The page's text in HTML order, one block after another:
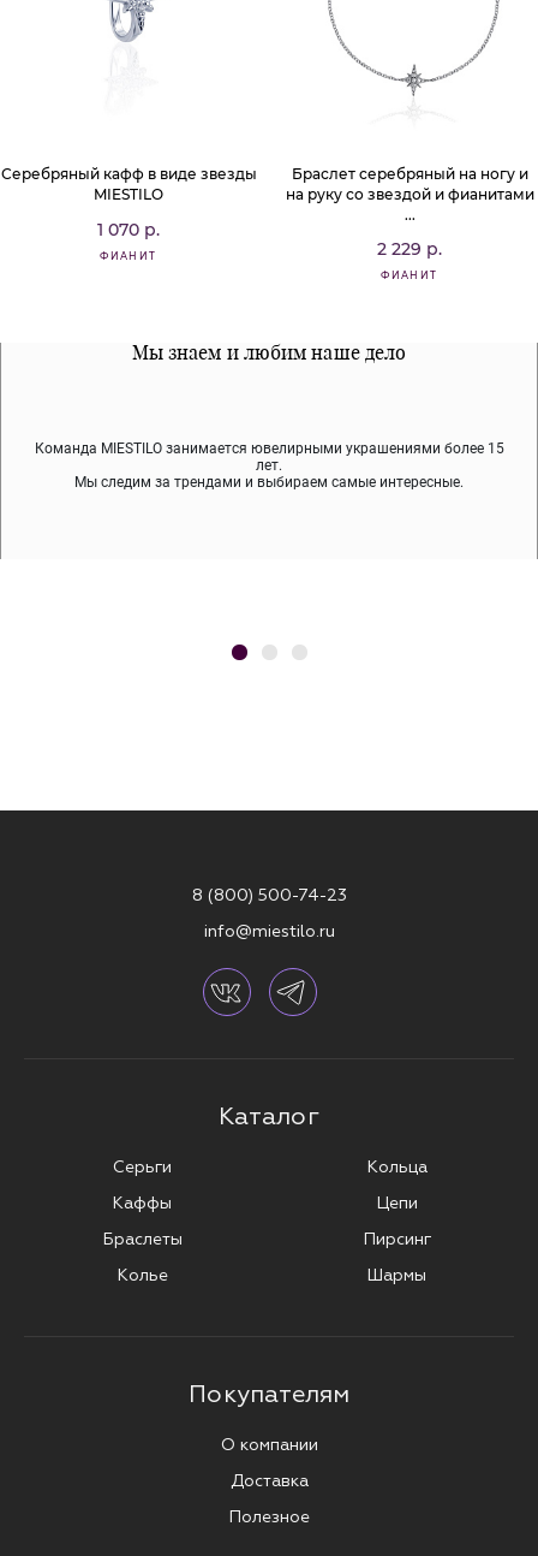
Серебряный кафф в виде звезды
MIESTILO
1 070 р.
ФИАНИТ
Браслет серебряный на ногу и
на руку со звездой и фианитами
...
2 229 р.
ФИАНИТ
Мы знаем и любим наше дело
Команда MIESTILO занимается ювелирными украшениями более 15
лет.
Мы следим за трендами и выбираем самые интересные.
Все наши материалы гипоалергенны
Мы используем покрытие (родий, ювелирный сплав), которое не
содержит никеля и свинца — это исключает аллергию.
Примерка перед покупкой
Во время доставки спокойно примеряйте украшения, выбирайте те,
что вам нравятся, остальные заберёт курьер.
8 (800) 500-74-23
info@miestilo.ru
Каталог
Серьги
Каффы
Браслеты
Колье
Кольца
Цепи
Пирсинг
Шармы
Покупателям
О компании
Доставка
Полезное